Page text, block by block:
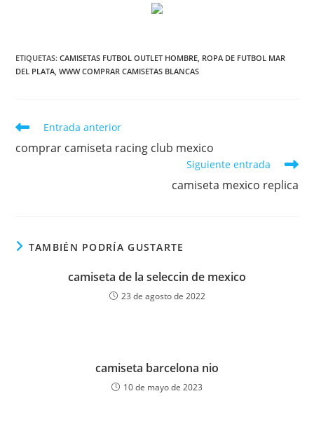
ETIQUETAS:CAMISETAS FUTBOL OUTLET HOMBRE, ROPA DE FUTBOL MAR
DEL PLATA, WWW COMPRAR CAMISETAS BLANCAS
Leer
artículos
Entrada anterior
comprar camiseta racing club mexico
Siguiente entrada
camiseta mexico replica
TAMBIÉN PODRÍA GUSTARTE
camiseta de la seleccin de mexico
23 de agosto de 2022
camiseta barcelona nio
10 de mayo de 2023